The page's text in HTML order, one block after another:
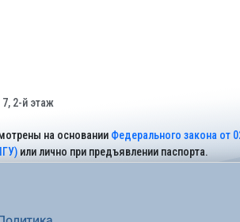
2-й этаж
на основании Федерального закона от
или лично при предъявлении паспорта.